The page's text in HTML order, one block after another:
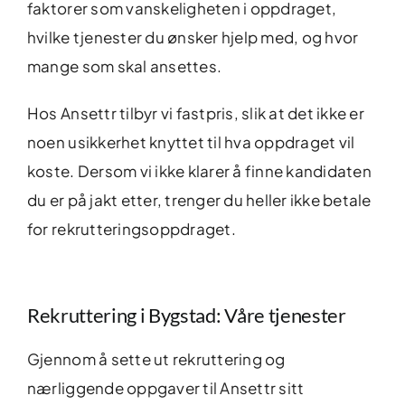
faktorer som vanskeligheten i oppdraget,
hvilke tjenester du ønsker hjelp med, og hvor
mange som skal ansettes.
Hos Ansettr tilbyr vi fastpris, slik at det ikke er
noen usikkerhet knyttet til hva oppdraget vil
koste. Dersom vi ikke klarer å finne kandidaten
du er på jakt etter, trenger du heller ikke betale
for rekrutteringsoppdraget.
Rekruttering i Bygstad: Våre tjenester
Gjennom å sette ut rekruttering og
nærliggende oppgaver til Ansettr sitt